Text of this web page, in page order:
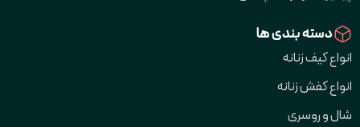
دسته بندی ها
انواع کیف زنانه
انواع کفش زنانه
شال و روسری